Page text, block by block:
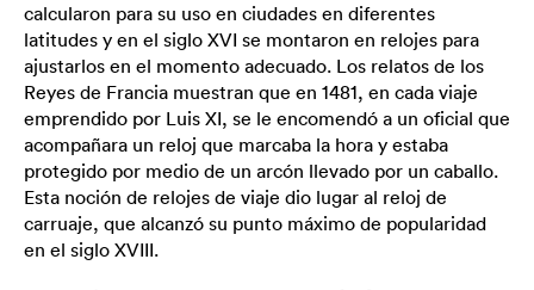
calcularon para su uso en ciudades en diferentes
latitudes y en el siglo XVI se montaron en relojes para
ajustarlos en el momento adecuado. Los relatos de los
Reyes de Francia muestran que en 1481, en cada viaje
emprendido por Luis XI, se le encomendó a un oficial que
acompañara un reloj que marcaba la hora y estaba
protegido por medio de un arcón llevado por un caballo.
Esta noción de relojes de viaje dio lugar al reloj de
carruaje, que alcanzó su punto máximo de popularidad
en el siglo XVIII.